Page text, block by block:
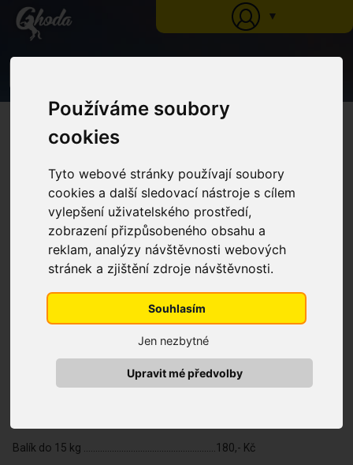
Používáme soubory
cookies
Tyto webové stránky používají soubory
cookies a další sledovací nástroje s cílem
vylepšení uživatelského prostředí,
zobrazení přizpůsobeného obsahu a
reklam, analýzy návštěvnosti webových
stránek a zjištění zdroje návštěvnosti.
Souhlasím
Jen nezbytné
Upravit mé předvolby
▼
»Dodací lhůty, doprava a platby
JAK NAKUPOVAT
Poštovné a balné
Kurýrní služba GLS (Česká republika)
Balík do 15 kg ........................................................100,- Kč
Balík do 30 kg ........................................................120,- Kč
Balík do 50 kg ........................................................150,- Kč
U těžších zásilek bude poštovné vypočteno individuálně dle
skutečných nákladů na přepravu.
Balík do 15 kg ........................................................180,- Kč